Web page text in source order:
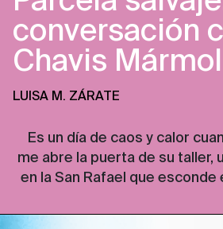
conversación
Chavis Mármol
LUISA M. ZÁRATE
Es un día de caos y calor
me abre la puerta de su taller,
en la San Rafael que esconde
gatos, flores y dulces. Las